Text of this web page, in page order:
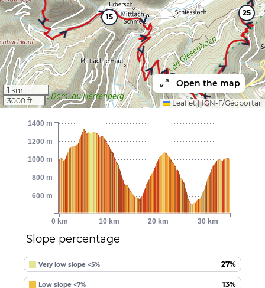
15
20
25
1 km
3000 ft
Open the map
Leaflet |IGN-F/Géoportail
Slope percentage
Very low slope <5% 27%
Low slope <7% 13%
0 km 10 km 20 km 30 km
600 m
800 m
1000 m
1200 m
1400 m